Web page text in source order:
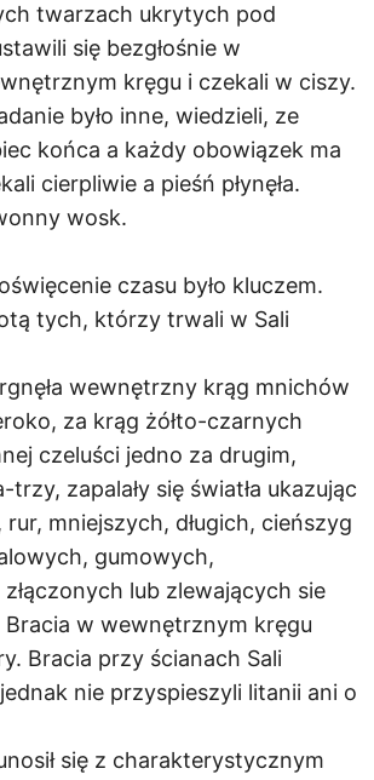
twarzach ukrytych pod
się bezgłośnie w
kręgu i czekali w ciszy.
było inne, wiedzieli, ze
końca a każdy obowiązek ma
cierpliwie a pieśń płynęła.
wosk.
czasu było kluczem.
tych, którzy trwali w Sali
wewnętrzny krąg mnichów
za krąg żółto-czarnych
czeluści jedno za drugim,
zapalały się światła ukazując
mniejszych, długich, cieńszyg
gumowych,
lub zlewających sie
Bracia w wewnętrznym kręgu
Bracia przy ścianach Sali
nie przyspieszyli litanii ani o
się z charakterystycznym